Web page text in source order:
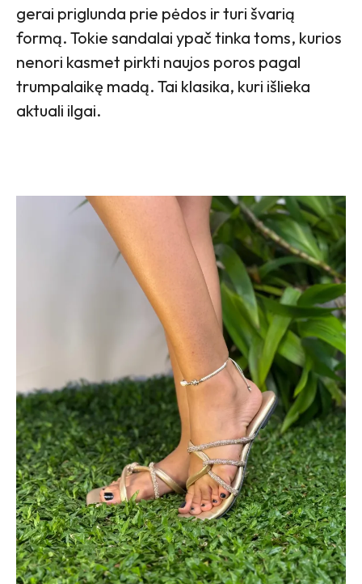
gerai priglunda prie pėdos ir turi švarią
formą. Tokie sandalai ypač tinka toms, kurios
nenori kasmet pirkti naujos poros pagal
trumpalaikę madą. Tai klasika, kuri išlieka
aktuali ilgai.